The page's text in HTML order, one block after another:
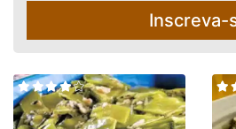
Inscreva-